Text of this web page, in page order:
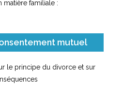
matière familiale :
mutuel
le principe du divorce et sur